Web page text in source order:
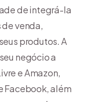
de integrá-la
venda,
produtos. A
negócio a
e Amazon,
Facebook, além